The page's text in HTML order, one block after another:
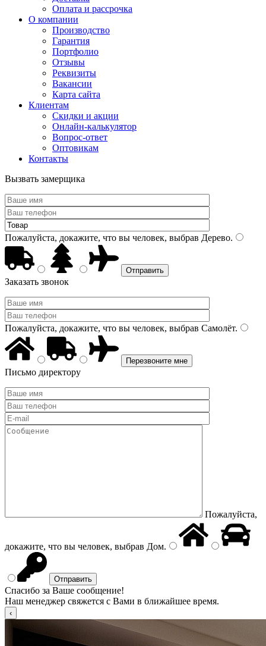
Оплата и рассрочка
О компании
Производство
Гарантия
Портфолио
Отзывы
Реквизиты
Вакансии
Карта сайта
Клиентам
Скидки и акции
Онлайн-калькулятор
Вопрос-ответ
Оптовикам
Контакты
Вызвать замерщика
Пожалуйста, докажите, что вы человек, выбрав Дерево.
Заказать звонок
Пожалуйста, докажите, что вы человек, выбрав Самолёт.
Письмо директору
Пожалуйста,
докажите, что вы человек, выбрав Дом.
Спасибо за Ваше сообщение!
Наш менеджер свяжется с Вами в ближайшее время.